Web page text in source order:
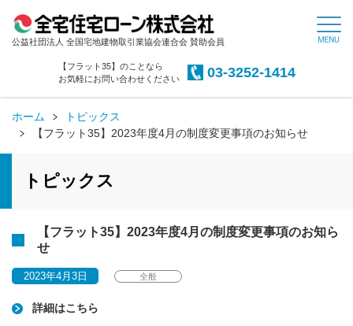
公益社団法人 全国宅地建物取引業協会連合会 賛助会員
【フラット35】のことなら
お気軽にお問い合わせください
03-3252-1414
ホーム
トピックス
【フラット35】2023年度4月の制度変更事項のお知らせ
トピックス
【フラット35】2023年度4月の制度変更事項のお知ら
せ
2023年4月3日 全般
詳細はこちら